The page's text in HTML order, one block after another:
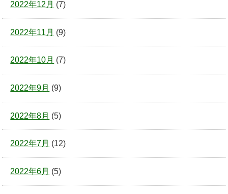
2022年12月 (7)
2022年11月 (9)
2022年10月 (7)
2022年9月 (9)
2022年8月 (5)
2022年7月 (12)
2022年6月 (5)